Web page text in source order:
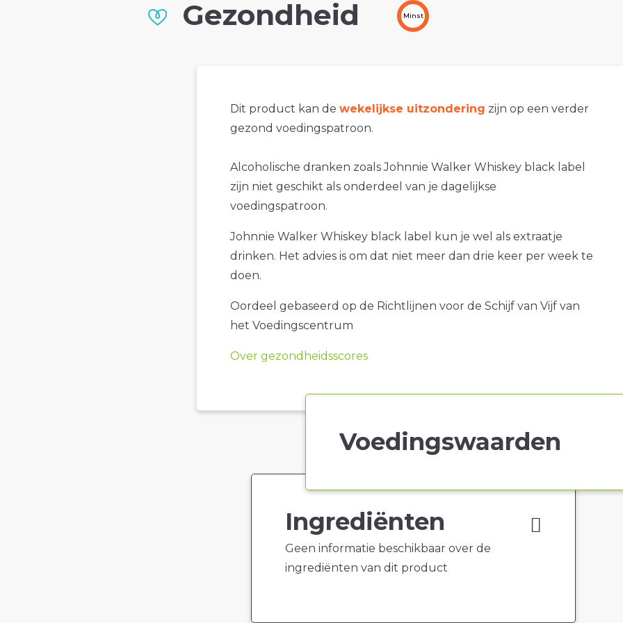
Gezondheid Minst
Dit product kan de wekelijkse uitzondering zijn op een verder
gezond voedingspatroon.
Alcoholische dranken zoals Johnnie Walker Whiskey black label
zijn niet geschikt als onderdeel van je dagelijkse
voedingspatroon.
Johnnie Walker Whiskey black label kun je wel als extraatje
drinken. Het advies is om dat niet meer dan drie keer per week te
doen.
Oordeel gebaseerd op de Richtlijnen voor de Schijf van Vijf van
het Voedingscentrum
Over gezondheidsscores
Voedingswaarden
Ingrediënten
Geen informatie beschikbaar over de
ingrediënten van dit product